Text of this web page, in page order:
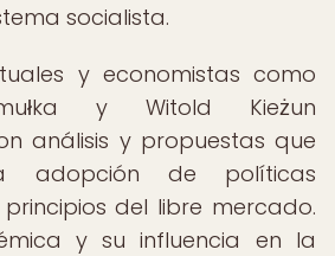
socialista.
y economistas como
y Witold Kieżun
análisis y propuestas que
adopción de políticas
del libre mercado.
y su influencia en la